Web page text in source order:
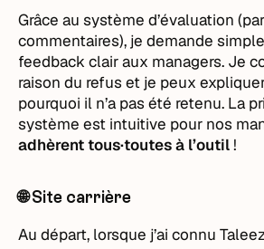
Grâce au système d’évaluation
commentaires), je demande
feedback clair aux managers. Je
raison du refus et je peux
pourquoi il n’a pas été retenu. La
système est intuitive pour nos
adhèrent tous·toutes à l’outil!
🌐 Site carrière
Au départ, lorsque j’ai connu